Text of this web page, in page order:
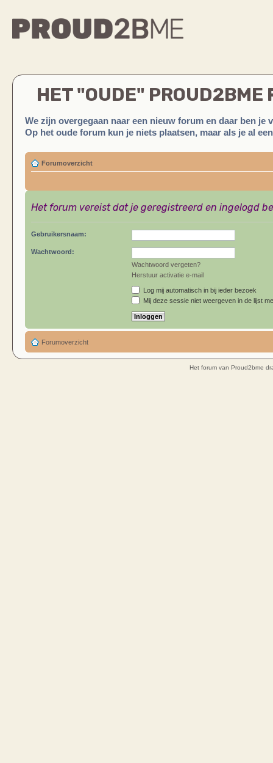
HET "OUDE" PROUD2BME
We zijn overgegaan naar een nieuw forum en daar ben je
Op het oude forum kun je niets plaatsen, maar als je al
Forumoverzicht
Het forum vereist dat je geregistreerd en ingelogd
Gebruikersnaam:
Wachtwoord:
Wachtwoord vergeten?
Herstuur activatie e-mail
Log mij automatisch in bij ieder bezoek
Mij deze sessie niet weergeven in de lijst
Forumoverzicht
Het forum van Proud2bme